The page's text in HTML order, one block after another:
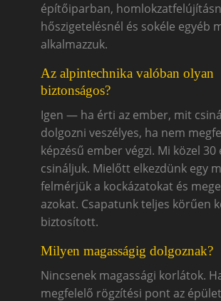
építőiparban,
hőszigetelésnél és sokéle egyéb
alkalmazzuk.
Az alpintechnika valóban olyan
biztonságos?
Igen — ha érti az ember, mit
dolgozni veszélyes, ha nem
képzésű ember végzi. Mi közel 30
csináljuk. Mielőtt elkezdünk egy
felmérjük a kockázatokat és
azokat. Csapatunk teljes körűen
biztosított.
Milyen magasságig dolgoznak?
Nincsenek magassági korlátok.
megfelelő rögzítési pont az